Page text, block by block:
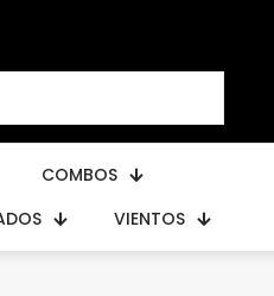
COMBOS
VIENTOS